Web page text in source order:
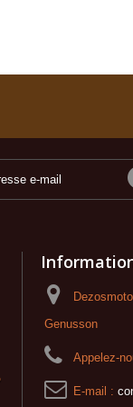
Genusson
Appelez-
E-mail :